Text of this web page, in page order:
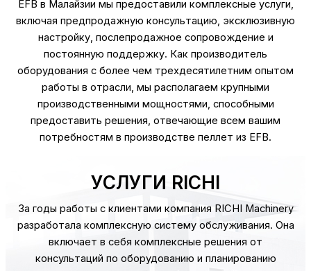
EFB в Малайзии мы предоставили комплексные услуги,
включая предпродажную консультацию, эксклюзивную
настройку, послепродажное сопровождение и
постоянную поддержку. Как производитель
оборудования с более чем трехдесятилетним опытом
работы в отрасли, мы располагаем крупными
производственными мощностями, способными
предоставить решения, отвечающие всем вашим
потребностям в производстве пеллет из EFB.
УСЛУГИ RICHI
За годы работы с клиентами компания RICHI Machinery
разработала комплексную систему обслуживания. Она
включает в себя комплексные решения от
консультаций по оборудованию и планированию